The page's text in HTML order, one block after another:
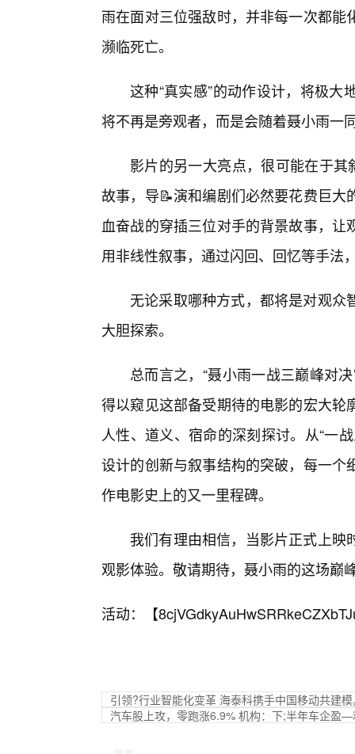
雨在面对三位强敌时，并非每一次都
濒临死亡。
这种“真实感”的动作设计，将极
将不再是旁观者，而是会随着聂小雨一
影片的另一大亮点，很可能在于其
故事，导📝演和编剧们必然要花费巨
血奋战的穿插三位对手的背景故事，
用非线性叙事，通过闪回、回忆等手法
无论采取哪种方式，都将是对观
大胆探索。
总而言之，“聂小雨一战三巅峰对
得以窥见这部备受期待的电影的宏大
人性、道义、宿命的深刻探讨。从“一
设计的创新与叙事结构的突破，每一
作电影史上的又一里程碑。
我们有理由相信，当影片正式上
观影体验。敬请期待，聂小雨的这场巅
活动：【
引领?行业智能化变革 海泰科携手中国移动共建
汽车股上攻，零跑涨6.9% 机构：下;半年车企盈